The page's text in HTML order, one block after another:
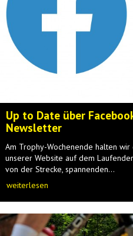
Up to Date über
Newsletter
Am Trophy-Wochenende halten wir
unserer Website auf dem
von der Strecke, spannenden...
weiterlesen